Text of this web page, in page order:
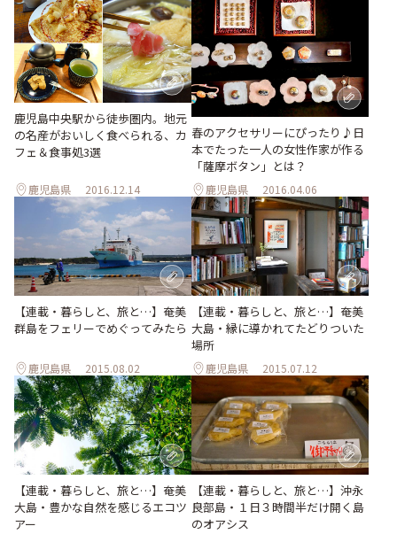
鹿児島中央駅から徒歩圏内。地元
の名産がおいしく食べられる、カ
フェ＆食事処3選
鹿児島県 2016.12.14
春のアクセサリーにぴったり♪日
本でたった一人の女性作家が作る
「薩摩ボタン」とは？
鹿児島県 2016.04.06
【連載・暮らしと、旅と…】奄美
群島をフェリーでめぐってみたら
鹿児島県 2015.08.02
【連載・暮らしと、旅と…】奄美
大島・縁に導かれてたどりついた
場所
鹿児島県 2015.07.12
【連載・暮らしと、旅と…】奄美
大島・豊かな自然を感じるエコツ
アー
【連載・暮らしと、旅と…】沖永
良部島・１日３時間半だけ開く島
のオアシス